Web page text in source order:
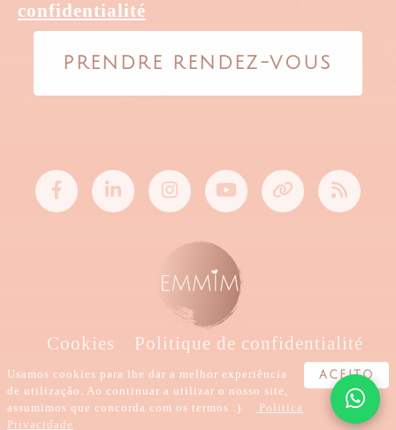
confidentialité
PRENDRE RENDEZ-VOUS
Cookies
Politique de confidentialité
Conditions
Créé avec parEMMIM
Usamos cookies para lhe dar a melhor experiência
de utilização. Ao continuar a utilizar o nosso site,
assumimos que concorda com os termos :)
Politica
Privacidade
ACEITO